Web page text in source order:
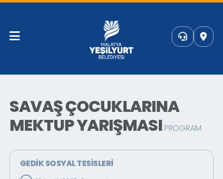
SAVAŞ ÇOCUKLARINA
MEKTUP YARIŞMASI PROGRAM
GEDİK SOSYAL TESİSLERİ